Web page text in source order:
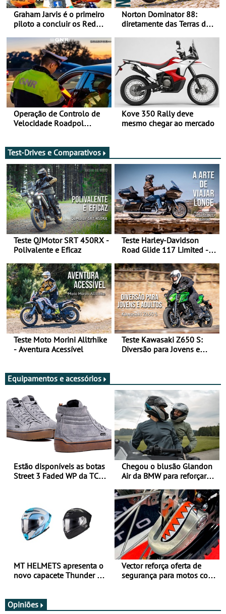
Graham Jarvis é o primeiro
piloto a concluir os Red
moto elétrica
Norton Dominator 88:
diretamente das Terras de
Operação de Controlo de
Velocidade Roadpol
Kove 350 Rally deve
mesmo chegar ao mercado
Test-Drives e Comparativos
Teste QJMotor SRT 450RX -
Polivalente e Eficaz
Teste Harley-Davidson
Road Glide 117 Limited - A
Teste Moto Morini Alltrhike
- Aventura Acessível
Teste Kawasaki Z650 S:
Diversão para Jovens e
Equipamentos e acessórios
Estão disponíveis as botas
Street 3 Faded WP da TCX
Chegou o blusão Glandon
Air da BMW para reforçar
verão
MT HELMETS apresenta o
novo capacete Thunder 4 R
Vector reforça oferta de
segurança para motos com
Opiniões